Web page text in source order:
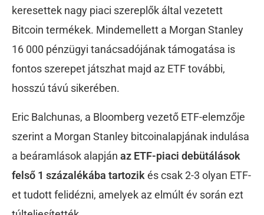
keresettek nagy piaci szereplők által vezetett
Bitcoin termékek. Mindemellett a Morgan Stanley
16 000 pénzügyi tanácsadójának támogatása is
fontos szerepet játszhat majd az ETF további,
hosszú távú sikerében.
Eric Balchunas, a Bloomberg vezető ETF-elemzője
szerint a Morgan Stanley bitcoinalapjának indulása
a beáramlások alapján az ETF-piaci debütálások
felső 1 százalékába tartozikés csak 2-3 olyan ETF-
et tudott felidézni, amelyek az elmúlt év során ezt